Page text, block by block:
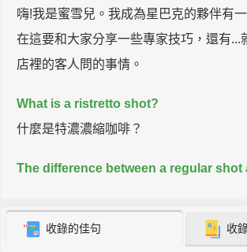
嗨!我是蜜雪兒。我成為星巴克的夥伴有
在這要和大家分享一些專家技巧，還有...
店裡的客人問的事情。
What is a ristretto shot?
什麼是特濃濃縮咖啡？
The difference between a regular
creating a sweeter shot.
普通濃縮咖啡和特濃濃縮咖啡之間的差
收錄的佳句 收